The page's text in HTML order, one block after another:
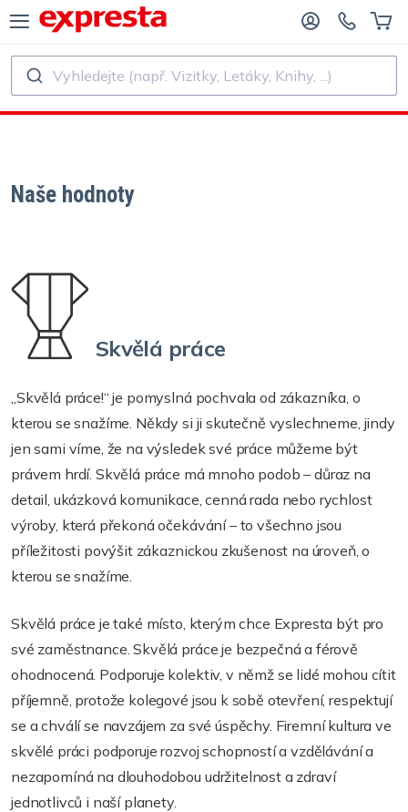
Tisk a vázání
Kalendáře
Výroba razítek
PRODUKTY
NAKLADATELSTVÍ A AUTORY
SAMOVYDAVATELE
Vyhledejte (např. Vizitky, Letáky, Knihy, ...)
Naše hodnoty
Skvělá práce
„Skvělá práce!“ je pomyslná pochvala od zákazníka, o
kterou se snažíme. Někdy si ji skutečně vyslechneme, jindy
jen sami víme, že na výsledek své práce můžeme být
právem hrdí. Skvělá práce má mnoho podob – důraz na
detail, ukázková komunikace, cenná rada nebo rychlost
výroby, která překoná očekávání – to všechno jsou
příležitosti povýšit zákaznickou zkušenost na úroveň, o
kterou se snažíme.
Skvělá práce je také místo, kterým chce Expresta být pro
své zaměstnance. Skvělá práce je bezpečná a férově
ohodnocená. Podporuje kolektiv, v němž se lidé mohou cítit
příjemně, protože kolegové jsou k sobě otevření, respektují
se a chválí se navzájem za své úspěchy. Firemní kultura ve
skvělé práci podporuje rozvoj schopností a vzdělávání a
nezapomíná na dlouhodobou udržitelnost a zdraví
jednotlivců i naší planety.